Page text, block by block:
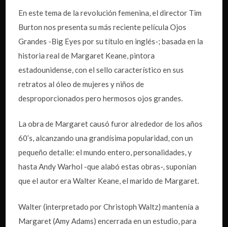
En este tema de la revolución femenina, el director Tim
Burton nos presenta su más reciente película Ojos
Grandes -Big Eyes por su título en inglés-; basada en la
historia real de Margaret Keane, pintora
estadounidense, con el sello característico en sus
retratos al óleo de mujeres y niños de
desproporcionados pero hermosos ojos grandes.
La obra de Margaret causó furor alrededor de los años
60’s, alcanzando una grandísima popularidad, con un
pequeño detalle: el mundo entero, personalidades, y
hasta Andy Warhol -que alabó estas obras-, suponían
que el autor era Walter Keane, el marido de Margaret.
Walter (interpretado por Christoph Waltz) mantenía a
Margaret (Amy Adams) encerrada en un estudio, para